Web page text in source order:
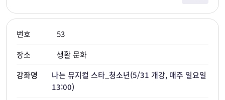
53
생활 문화
나는 뮤지컬 스타_청소년(5/31 개강, 매주 일요일
13:00)